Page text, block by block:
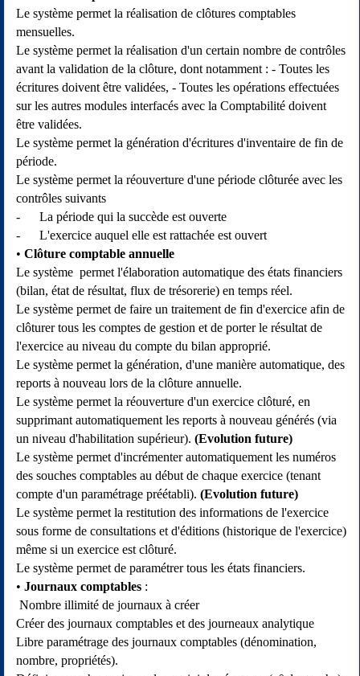
Le système permet la réalisation de clôtures comptables
mensuelles.
Le système permet la réalisation d'un certain nombre de contrôles
avant la validation de la clôture, dont notamment : - Toutes les
écritures doivent être validées, - Toutes les opérations effectuées
sur les autres modules interfacés avec la Comptabilité doivent
être validées.
Le système permet la génération d'écritures d'inventaire de fin de
période.
Le système permet la réouverture d'une période clôturée avec les
contrôles suivants
- La période qui la succède est ouverte
- L'exercice auquel elle est rattachée est ouvert
Clôture comptable annuelle
Le système permet l'élaboration automatique des états financiers
(bilan, état de résultat, flux de trésorerie) en temps réel.
Le système permet de faire un traitement de fin d'exercice afin de
clôturer tous les comptes de gestion et de porter le résultat de
l'exercice au niveau du compte du bilan approprié.
Le système permet la génération, d'une manière automatique, des
reports à nouveau lors de la clôture annuelle.
Le système permet la réouverture d'un exercice clôturé, en
supprimant automatiquement les reports à nouveau générés (via
un niveau d'habilitation supérieur). (Evolution future)
Le système permet d'incrémenter automatiquement les numéros
des souches comptables au début de chaque exercice (tenant
compte d'un paramétrage préétabli). (Evolution future)
Le système permet la restitution des informations de l'exercice
sous forme de consultations et d'éditions (historique de l'exercice)
même si un exercice est clôturé.
Le système permet de paramétrer tous les états financiers.
Journaux comptables :
Nombre illimité de journaux à créer
Créer des journaux comptables et des journeaux analytique
Libre paramétrage des journaux comptables (dénomination,
nombre, propriétés).